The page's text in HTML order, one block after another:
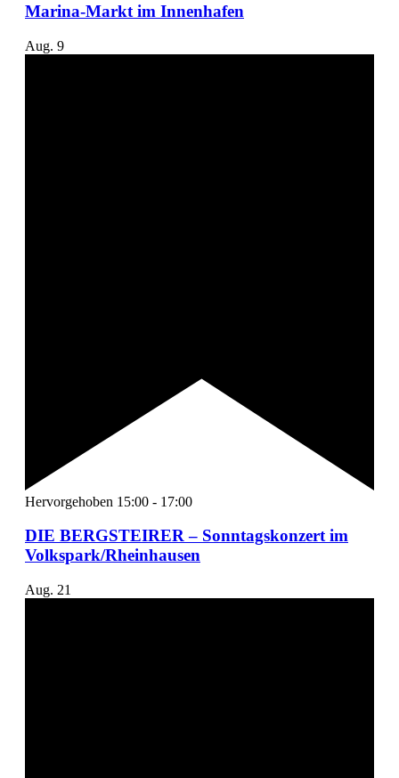
Marina-Markt im Innenhafen
Aug. 9
Hervorgehoben 15:00 - 17:00
DIE BERGSTEIRER – Sonntagskonzert im
Volkspark/Rheinhausen
Aug. 21